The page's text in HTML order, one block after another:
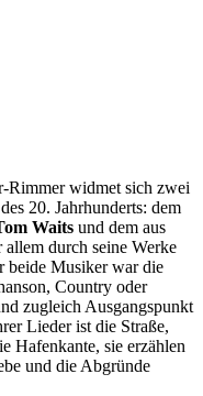
Rimmer widmet sich zwei
20. Jahrhunderts: dem
Waits und dem aus
allem durch seine Werke
beide Musiker war die
Country oder
zugleich Ausgangspunkt
Lieder ist die Straße,
Hafenkante, sie erzählen
und die Abgründe